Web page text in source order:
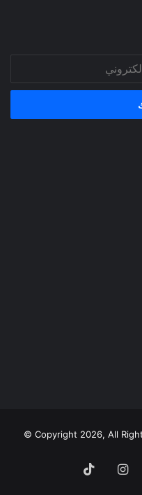
Copyright 2026, All
©
‫YouTubeانستقرام